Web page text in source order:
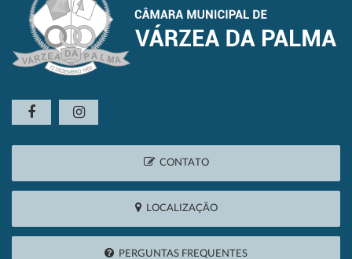
CONTATO
LOCALIZAÇÃO
PERGUNTAS FREQUENTES